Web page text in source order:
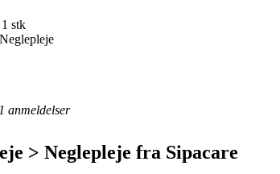
stk
anmeldelser
> Neglepleje fra Sipacare